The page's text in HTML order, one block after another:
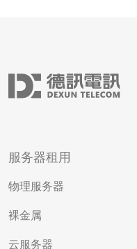
服务器租用
物理服务器
裸金属
云服务器